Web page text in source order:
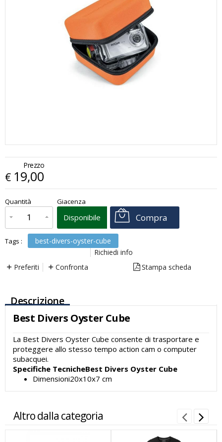
Prezzo
€ 19,00
x1 Prezzo finale:€19,00
Quantità Giacenza
Disponibile Compra
Tags : best-divers-oyster-cube
Preferiti Confronta
Richiedi info
Stampa scheda
Descrizione
Best Divers Oyster Cube
La Best Divers Oyster Cube consente di trasportare e
proteggere allo stesso tempo action cam o computer
subacquei.
Specifiche TecnicheBest Divers Oyster Cube
Dimensioni20x10x7 cm
Altro dalla categoria